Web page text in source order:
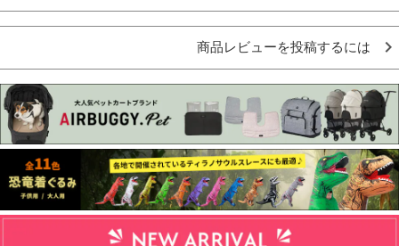
商品レビューを投稿するには